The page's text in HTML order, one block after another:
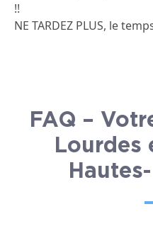
!!
NE TARDEZ PLUS, le
FAQ –
Lourdes